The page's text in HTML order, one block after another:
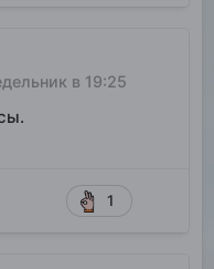
в 19:25
1